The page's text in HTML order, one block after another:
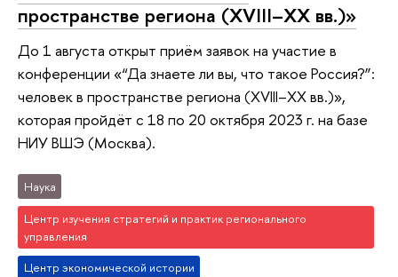
пространстве региона (XVIII–XX вв.)»
До 1 августа открыт приём заявок на участие в
конференции «“Да знаете ли вы, что такое Россия?”:
человек в пространстве региона (XVIII–XX вв.)»,
которая пройдёт с 18 по 20 октября 2023 г. на базе
НИУ ВШЭ (Москва).
Наука
Центр изучения стратегий и практик регионального
управления
Центр экономической истории